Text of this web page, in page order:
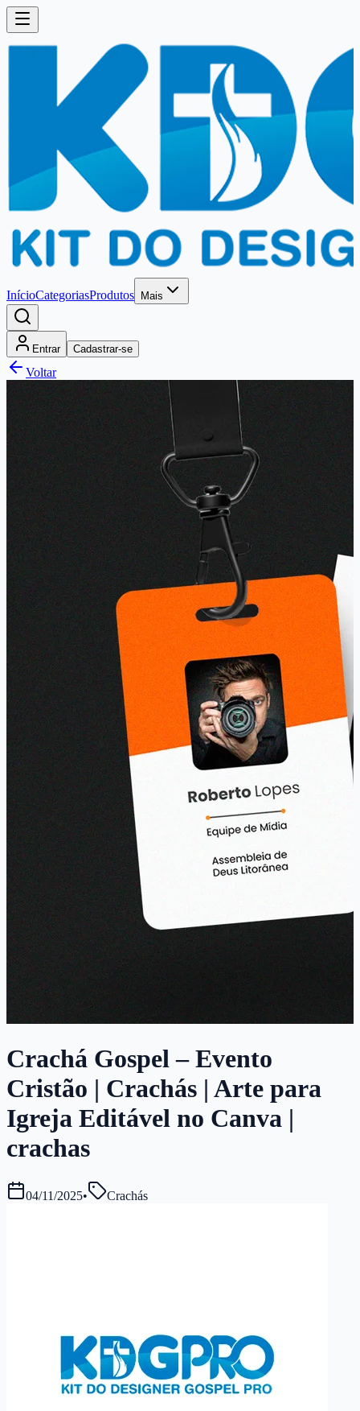
InícioCategoriasProdutos Mais
Entrar Cadastrar-se
Voltar
Crachá Gospel – Evento
Cristão | Crachás | Arte para
Igreja Editável no Canva |
crachas
04/11/2025• Crachás